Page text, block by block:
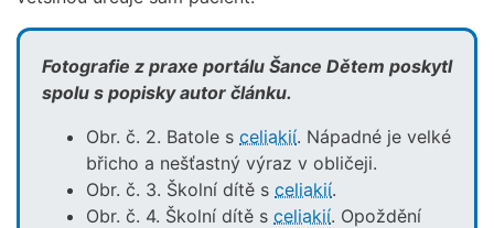
Fotografie z praxe portálu Šance Dětem poskytl
spolu s popisky autor článku.
Obr. č. 2. Batole s celiakií. Nápadné je velké
břicho a nešťastný výraz v obličeji.
Obr. č. 3. Školní dítě s celiakií.
Obr. č. 4. Školní dítě s celiakií. Opoždění